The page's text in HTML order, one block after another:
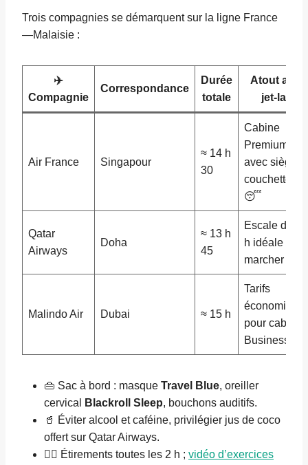
Trois compagnies se démarquent sur la ligne France
—Malaisie :
✈️
Compagnie
Correspondance
Durée
totale
Atout anti-
jet-lag
Air France Singapour
≈ 14 h
30
Cabine
Premium
avec siège
couchette
😴
Qatar
Airways
Doha
≈ 13 h
45
Escale de 2
h idéale pour
marcher 🚶‍♂️
Malindo Air Dubai ≈ 15 h
Tarifs
pour cabine
Business
👜 Sac à bord : masque Travel Blue, oreiller
cervical
Blackroll Sleep, bouchons auditifs.
🥤 Éviter alcool et caféine, privilégier jus de coco
offert sur Qatar Airways.
🤸‍♀️ Étirements toutes les 2 h ; vidéo d’exercices